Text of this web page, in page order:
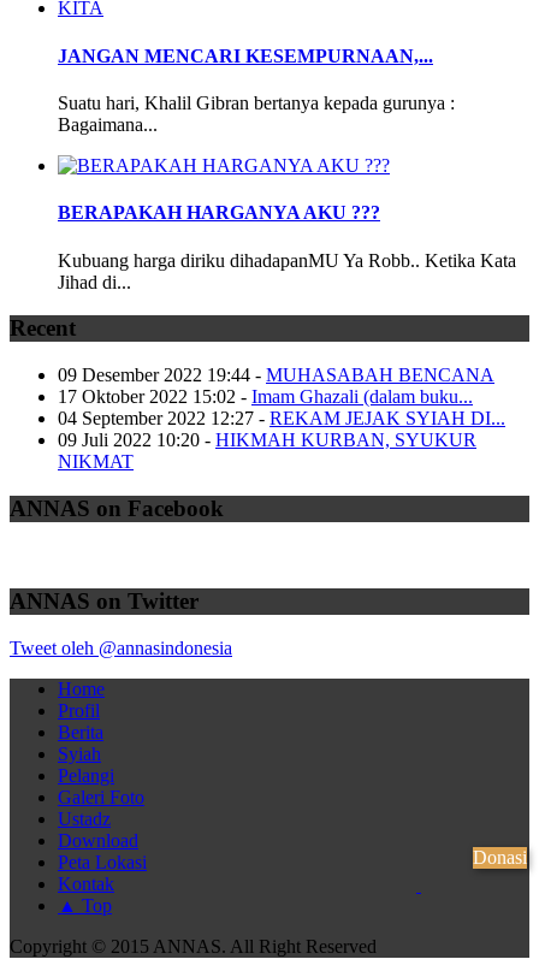
JANGAN MENCARI KESEMPURNAAN,...
Suatu hari, Khalil Gibran bertanya kepada gurunya :
Bagaimana...
BERAPAKAH HARGANYA AKU ???
Kubuang harga diriku dihadapanMU Ya Robb.. Ketika Kata
Jihad di...
Recent
09 Desember 2022 19:44 - MUHASABAH BENCANA
17 Oktober 2022 15:02 - Imam Ghazali (dalam buku...
04 September 2022 12:27 - REKAM JEJAK SYIAH DI...
09 Juli 2022 10:20 - HIKMAH KURBAN, SYUKUR
NIKMAT
ANNAS on Facebook
ANNAS on Twitter
Tweet oleh @annasindonesia
Home
Profil
Berita
Syiah
Pelangi
Galeri Foto
Ustadz
Download
Peta Lokasi
Kontak
▲ Top
Copyright © 2015 ANNAS. All Right Reserved
Donasi